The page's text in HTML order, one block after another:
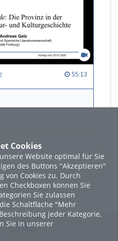
Cookies
Website optimal für Sie
des Buttons "Akzeptieren"
von Cookies zu. Durch
Checkboxen können Sie
Sie zulassen
Schaltfläche "Mehr
jeder Kategorie.
Sie in unserer
55:13
MEHR
Links